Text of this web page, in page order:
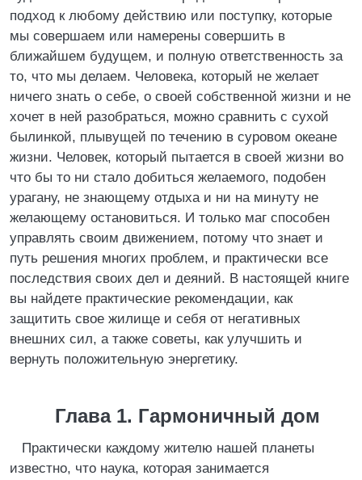
подход к любому действию или поступку, которые
мы совершаем или намерены совершить в
ближайшем будущем, и полную ответственность за
то, что мы делаем. Человека, который не желает
ничего знать о себе, о своей собственной жизни и не
хочет в ней разобраться, можно сравнить с сухой
былинкой, плывущей по течению в суровом океане
жизни. Человек, который пытается в своей жизни во
что бы то ни стало добиться желаемого, подобен
урагану, не знающему отдыха и ни на минуту не
желающему остановиться. И только маг способен
управлять своим движением, потому что знает и
путь решения многих проблем, и практически все
последствия своих дел и деяний. В настоящей книге
вы найдете практические рекомендации, как
защитить свое жилище и себя от негативных
внешних сил, а также советы, как улучшить и
вернуть положительную энергетику.
Глава 1. Гармоничный дом
Практически каждому жителю нашей планеты
известно, что наука, которая занимается